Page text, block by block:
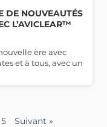
DE NOUVEAUTÉS
L’AVICLEAR™
ère avec
et à tous, avec un
5 Suivant »